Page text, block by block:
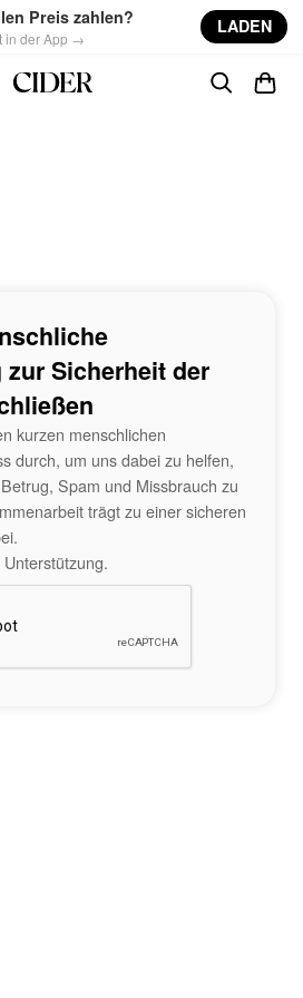
Preis zahlen?
in der App →
LADEN
Sicherheit der
kurzen menschlichen
durch, um uns dabei zu helfen,
Spam und Missbrauch zu
trägt zu einer sicheren